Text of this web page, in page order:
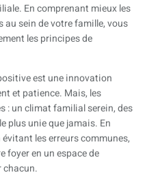
En comprenant mieux les
sein de votre famille, vous
les principes de
est une innovation
et patience. Mais, les
: un climat familial serein, des
plus unie que jamais. En
les erreurs communes,
foyer en un espace de
chacun.